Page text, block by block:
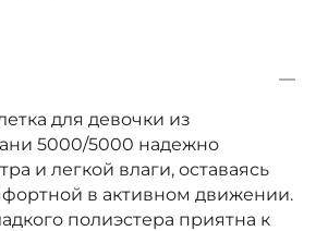
для девочки из
5000/5000 надежно
и легкой влаги, оставаясь
в активном движении.
полиэстера приятна к